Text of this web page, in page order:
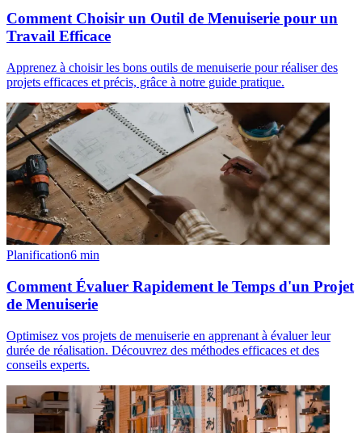
Comment Choisir un Outil de Menuiserie pour un
Travail Efficace
Apprenez à choisir les bons outils de menuiserie pour réaliser des
projets efficaces et précis, grâce à notre guide pratique.
Planification6 min
Comment Évaluer Rapidement le Temps d'un Projet
de Menuiserie
Optimisez vos projets de menuiserie en apprenant à évaluer leur
durée de réalisation. Découvrez des méthodes efficaces et des
conseils experts.